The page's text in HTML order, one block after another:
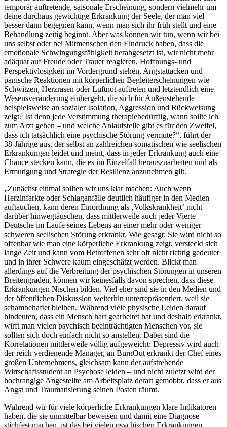
temporär auftretende, saisonale Erscheinung, sondern vielmehr um
deine durchaus gewichtige Erkrankung der Seele, der man viel
besser dann begegnen kann, wenn man sich ihr früh stellt und eine
Behandlung zeitig beginnt. Aber was können wir tun, wenn wir bei
uns selbst oder bei Mitmenschen den Eindruck haben, dass die
emotionale Schwingungsfähigkeit herabgesetzt ist, wir nicht mehr
adäquat auf Freude oder Trauer reagieren, Hoffnungs- und
Perspektivlosigkeit im Vordergrund stehen, Angstattacken und
panische Reaktionen mit körperlichen Begleiterscheinungen wie
Schwitzen, Herzrasen oder Luftnot auftreten und letztendlich eine
Wesensveränderung einhergeht, die sich für Außenstehende
beispielsweise an sozialer Isolation, Aggression und Rückweisung
zeigt? Ist denn jede Verstimmung therapiebedürftig, wann sollte ich
zum Arzt gehen – und welche Anlaufstelle gibt es für den Zweifel,
dass ich tatsächlich eine psychische Störung vermute?“, führt der
38-Jährige aus, der selbst an zahlreichen somatischen wie seelischen
Erkrankungen leidet und meint, dass in jeder Erkrankung auch eine
Chance stecken kann, die es im Einzelfall herauszuarbeiten und als
Ermutigung und Strategie der Resilienz anzunehmen gilt.
„Zunächst einmal sollten wir uns klar machen: Auch wenn
Herzinfarkte oder Schlaganfälle deutlich häufiger in den Medien
auftauchen, kann deren Einordnung als ‚Volkskrankheit‘ nicht
darüber hinwegtäuschen, dass mittlerweile auch jeder Vierte
Deutsche im Laufe seines Lebens an einer mehr oder weniger
schweren seelischen Störung erkrankt. Wie gesagt: Sie wird nicht so
offenbar wie man eine körperliche Erkrankung zeigt, versteckt sich
lange Zeit und kann vom Betroffenen sehr oft nicht richtig gedeutet
und in ihrer Schwere kaum eingeschätzt werden. Blickt man
allerdings auf die Verbreitung der psychischen Störungen in unseren
Breitengraden, können wir keinesfalls davon sprechen, dass diese
Erkrankungen Nischen bilden. Viel eher sind sie in den Medien und
der öffentlichen Diskussion weiterhin unterrepräsentiert, weil sie
schambehaftet bleiben. Während viele physische Leiden darauf
hindeuten, dass ein Mensch hart gearbeitet hat und deshalb erkrankt,
wirft man vielen psychisch beeinträchtigten Menschen vor, sie
sollten sich doch einfach nicht so anstellen. Dabei sind die
Korrelationen mittlerweile völlig aufgeweicht: Depressiv wird auch
der reich verdienende Manager, an BurnOut erkrankt der Chef eines
großen Unternehmens, gleichsam kann der aufstrebende
Wirtschaftsstudent an Psychose leiden – und nicht zuletzt wird der
hochrangige Angestellte am Arbeitsplatz derart gemobbt, dass er aus
Angst und Traumatisierung seinen Posten räumt.
Während wir für viele körperliche Erkrankungen klare Indikatoren
haben, die sie unmittelbar beweisen und damit eine Diagnose